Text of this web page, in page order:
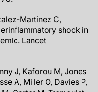
Martinez C,
shock in
Lancet
J, Kaforou M, Jones
A, Miller O, Davies P,